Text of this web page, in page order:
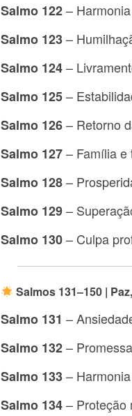
Salmo 122–
Salmo 123–
Salmo 124–
Salmo 125–
Salmo 126– Retorno
Salmo 127– Família e
Salmo 128–
Salmo 129–
Salmo 130– Culpa
Salmos 131–150 |
Salmo 131 –
Salmo 132–
Salmo 133–
Salmo 134– Proteção